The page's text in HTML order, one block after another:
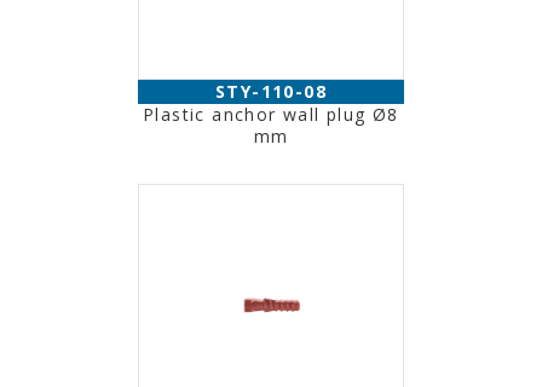
STY-110-08
Plastic anchor wall plug Ø8
mm